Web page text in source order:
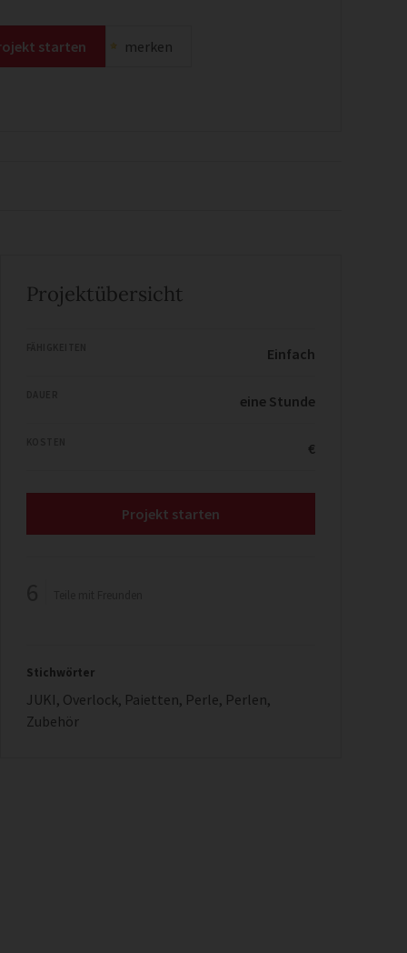
starten merken
Projektübersicht
Einfach
eine Stunde
€
Projekt starten
Stichwörter
JUKI, Overlock, Paietten, Perle, Perlen,
Zubehör